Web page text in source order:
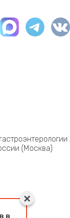
(Москва)